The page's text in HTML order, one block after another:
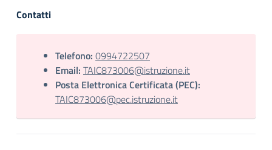
Contatti
Telefono: 0994722507
Email: TAIC873006@istruzione.it
Posta Elettronica Certificata (PEC):
TAIC873006@pec.istruzione.it